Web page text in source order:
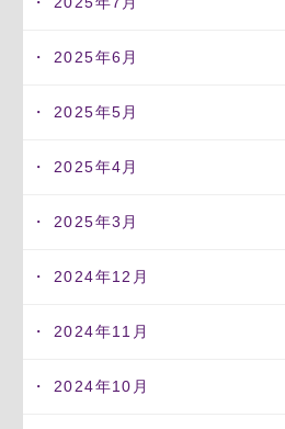
2025年6月
2025年5月
2025年4月
2025年3月
2024年12月
2024年11月
2024年10月